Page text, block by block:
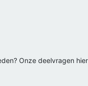
Onze deelvragen